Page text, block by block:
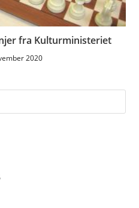
fra Kulturministeriet
2020